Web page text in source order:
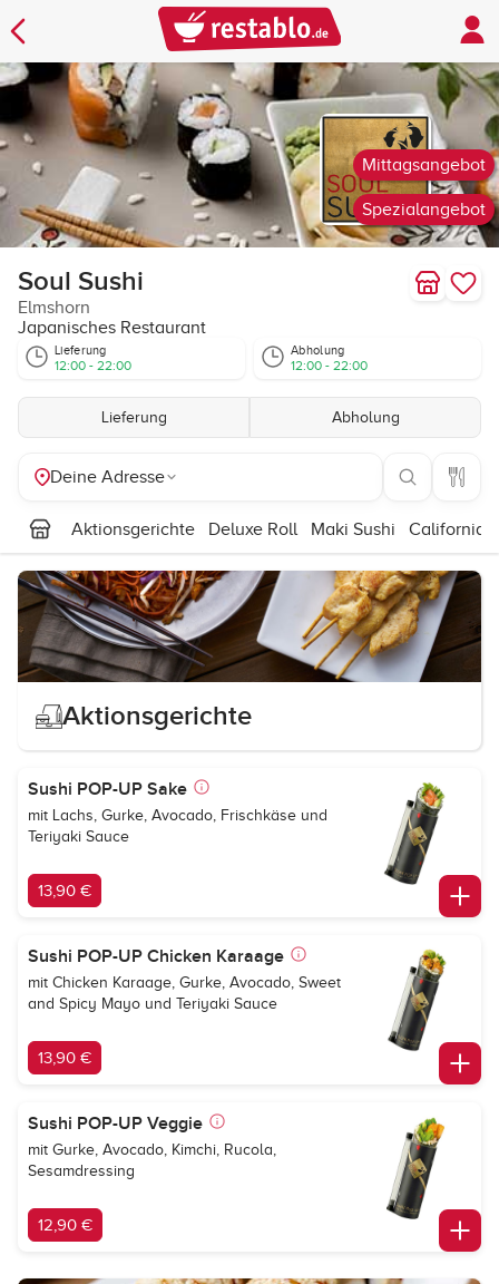
Spezialangebot
Mittagsangebot
Soul Sushi
Elmshorn
Japanisches Restaurant
Lieferung
12:00 - 22:00
Abholung
12:00 - 22:00
Lieferung Abholung
Deine Adresse
Aktionsgerichte Deluxe Roll Maki Sushi California
Aktionsgerichte
Sushi POP-UP Sake
mit Lachs, Gurke, Avocado, Frischkäse und
Teriyaki Sauce
13,90 €
Sushi POP-UP Chicken Karaage
mit Chicken Karaage, Gurke, Avocado, Sweet
and Spicy Mayo und Teriyaki Sauce
13,90 €
Sushi POP-UP Veggie
mit Gurke, Avocado, Kimchi, Rucola,
Sesamdressing
12,90 €